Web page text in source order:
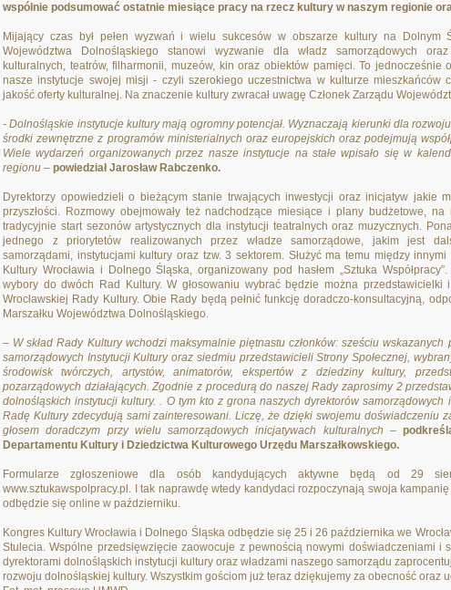
wspólnie podsumować ostatnie miesiące pracy na rzecz kultury w naszym regionie
Mijający czas był pełen wyzwań i wielu sukcesów w obszarze kultury na Dolnym
Województwa Dolnośląskiego stanowi wyzwanie dla władz samorządowych
kulturalnych, teatrów, filharmonii, muzeów, kin oraz obiektów pamięci. To
nasze instytucje swojej misji - czyli szerokiego uczestnictwa w kulturze mieszkańców
jakość oferty kulturalnej. Na znaczenie kultury zwracał uwagę Członek Zarządu
- Dolnośląskie instytucje kultury mają ogromny potencjał. Wyznaczają kierunki dla
środki zewnętrzne z programów ministerialnych oraz europejskich oraz podejmują
Wiele wydarzeń organizowanych przez nasze instytucje na stałe wpisało się w
regionu – powiedział Jarosław Rabczenko.
Dyrektorzy opowiedzieli o bieżącym stanie trwających inwestycji oraz inicjatyw jakie
przyszłości. Rozmowy obejmowały też nadchodzące miesiące i plany budżetowe,
tradycyjnie start sezonów artystycznych dla instytucji teatralnych oraz muzycznych.
jednego z priorytetów realizowanych przez władze samorządowe, jakim jest
samorządami, instytucjami kultury oraz tzw. 3 sektorem. Służyć ma temu między
Kultury Wrocławia i Dolnego Śląska, organizowany pod hasłem „Sztuka
wybory do dwóch Rad Kultury. W głosowaniu wybrać będzie można
Wrocławskiej Rady Kultury. Obie Rady będą pełnić funkcję doradczo-konsultacyjną,
Marszałku Województwa Dolnośląskiego.
– W skład Rady Kultury wchodzi maksymalnie piętnastu członków: sześciu
samorządowych Instytucji Kultury oraz siedmiu przedstawicieli Strony Społecznej,
środowisk twórczych, artystów, animatorów, ekspertów z dziedziny kultury,
pozarządowych działających. Zgodnie z procedurą do naszej Rady zaprosimy 2
dolnośląskich instytucji kultury. . O tym kto z grona naszych dyrektorów samorządowych
Radę Kultury zdecydują sami zainteresowani. Liczę, że dzięki swojemu doświadczeniu
głosem doradczym przy wielu samorządowych inicjatywach kulturalnych –
Departamentu Kultury i Dziedzictwa Kulturowego Urzędu Marszałkowskiego.
Formularze zgłoszeniowe dla osób kandydujących aktywne będą od 29
www.sztukawspolpracy.pl. I tak naprawdę wtedy kandydaci rozpoczynają swoja
odbędzie się online w październiku.
Kongres Kultury Wrocławia i Dolnego Śląska odbędzie się 25 i 26 października we
Stulecia. Wspólne przedsięwzięcie zaowocuje z pewnością nowymi doświadczeniami i
dyrektorami dolnośląskich instytucji kultury oraz władzami naszego samorządu
rozwoju dolnośląskiej kultury. Wszystkim gościom już teraz dziękujemy za obecność oraz